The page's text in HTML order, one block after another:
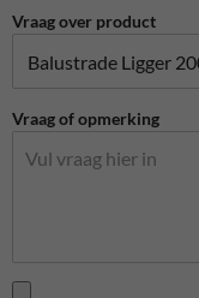
Vraag over product
Vraag of opmerking